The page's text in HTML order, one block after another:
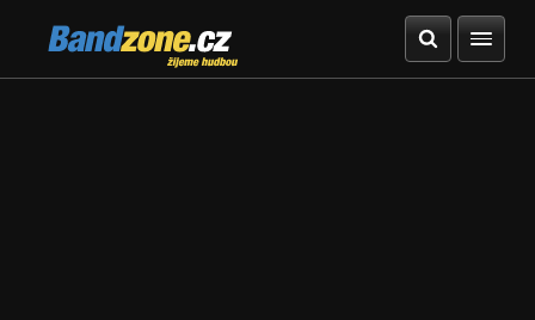
Bandzone.cz
žijeme hudbou